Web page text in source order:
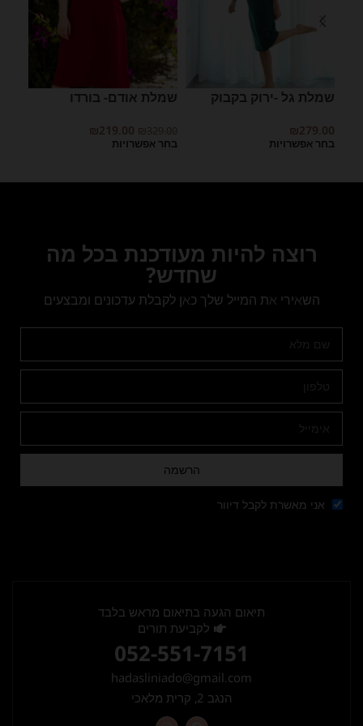
שמלת גל -ירוק בקבוק
₪279.00
בחר אפשרויות
שמלת אודם- בורדו
₪329.00
₪219.00
בחר אפשרויות
רוצה להיות מעודכנת בכל מה
שחדש?
השאירי את המייל שלך כאן לקבלת עדכונים ומבצעים
אני מאשרת לקבל דיוור
הרשמה
תיאום הגעה בתיאום מראש בלבד
לקביעת תורים
052-551-7151
hadasliniado@gmail.com
הנגב 2, קרית מלאכי